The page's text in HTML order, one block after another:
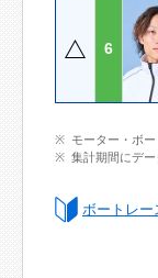
6
モーター・ボー
集計期間にデー
ボートレー